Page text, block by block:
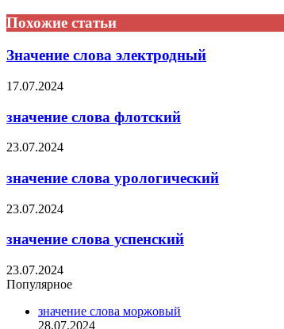
Похожие статьи
Значение слова электродный
17.07.2024
значение слова флотский
23.07.2024
значение слова урологический
23.07.2024
значение слова успенский
23.07.2024
Популярное
значение слова моржовый
28.07.2024